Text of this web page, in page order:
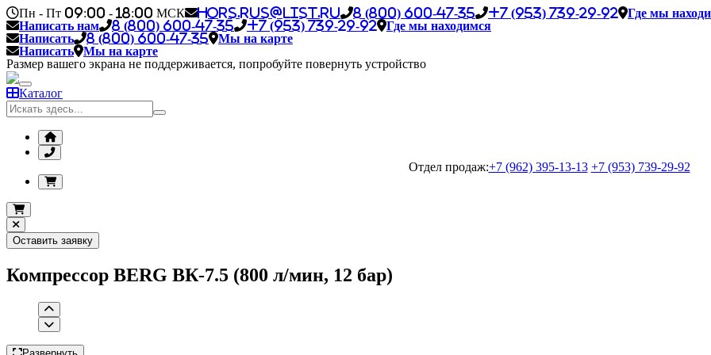
Пн - Пт 09:00 - 18:00 МСК hors.rus@list.ru 8 (800) 600-47-35 +7 (953) 739-29-92
Где мы
Написать нам
8 (800) 600-47-35 +7 (953) 739-29-92
Где мы находимся
Написать
8 (800) 600-47-35
Мы на карте
Написать
Мы на карте
Размер вашего экрана не поддерживается, попробуйте повернуть устройство
Каталог
Отдел продаж:+7 (962) 395-13-13 +7 (953) 739-29-92
Оставить заявку
Компрессор BERG ВК-7.5 (800 л/мин, 12 бар)